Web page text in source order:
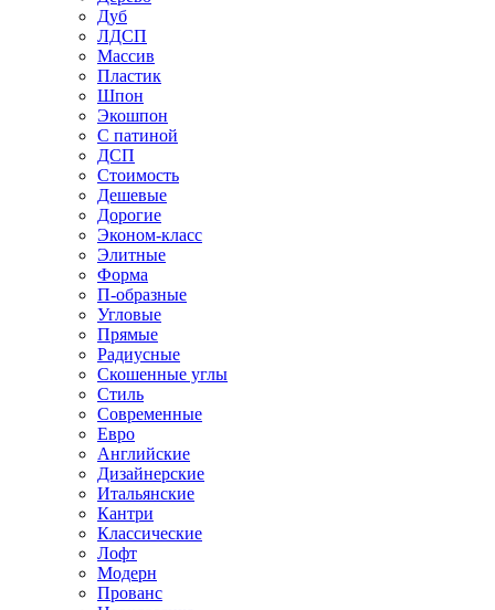
Дуб
ЛДСП
Массив
Пластик
Шпон
Экошпон
С патиной
ДСП
Стоимость
Дешевые
Дорогие
Эконом-класс
Элитные
Форма
П-образные
Угловые
Прямые
Радиусные
Скошенные углы
Стиль
Современные
Евро
Английские
Дизайнерские
Итальянские
Кантри
Классические
Лофт
Модерн
Прованс